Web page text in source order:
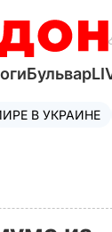
Бульвар
В УКРАИНЕ